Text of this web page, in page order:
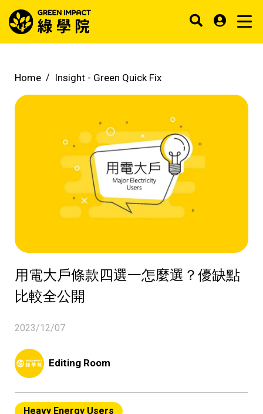
Home Insight - Green Quick Fix
用電大戶條款四選一怎麼選？優缺點
比較全公開
2023/12/07
Editing Room
Heavy Energy Users